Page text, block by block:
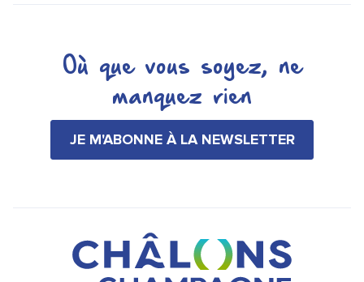
Où que vous soyez, ne
manquez rien
JE M'ABONNE À LA NEWSLETTER